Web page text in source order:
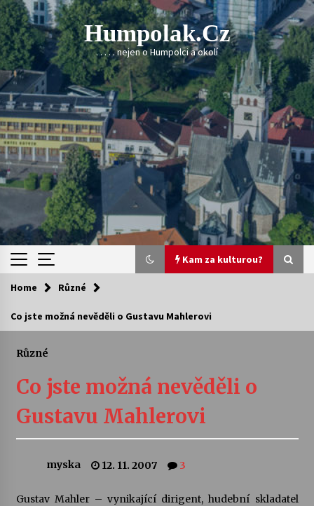
Skip
to
content
Humpolak.cz
. . . . . nejen o Humpolci a okolí
Kam za kulturou?
Kam za kulturou?
Sukuba Ensemble
Vernisáž výstavy Josefíny Duškové: Stávám se
30. 7. 2026
Home Různé
Co jste možná nevěděli o Gustavu Mahlerovi
Různé
Co jste možná nevěděli o
Gustavu Mahlerovi
myska 12. 11. 2007 3
Gustav Mahler – vynikající dirigent, hudební skladatel